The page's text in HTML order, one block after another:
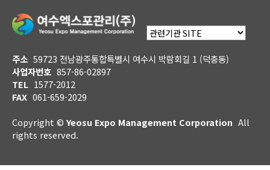
주소 59723 전남광주통합특별시 여수시 박람회길 1 (덕충동)
사업자번호 857-86-02897
TEL 1577-2012
FAX 061-659-2029
Copyright © Yeosu Expo Management Corporation All
rights reserved.